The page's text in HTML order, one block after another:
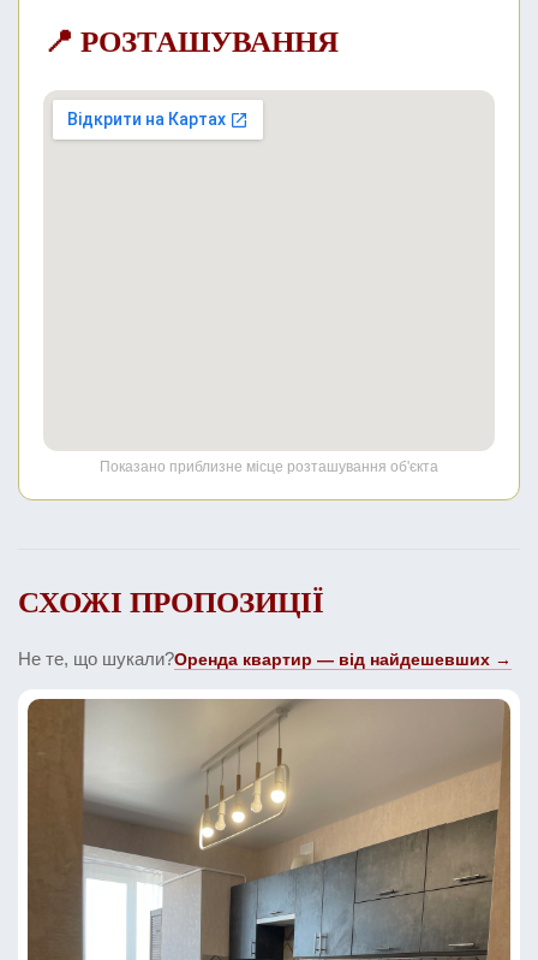
📍 РОЗТАШУВАННЯ
Показано приблизне місце розташування об'єкта
СХОЖІ ПРОПОЗИЦІЇ
Не те, що шукали?Оренда квартир — від найдешевших →